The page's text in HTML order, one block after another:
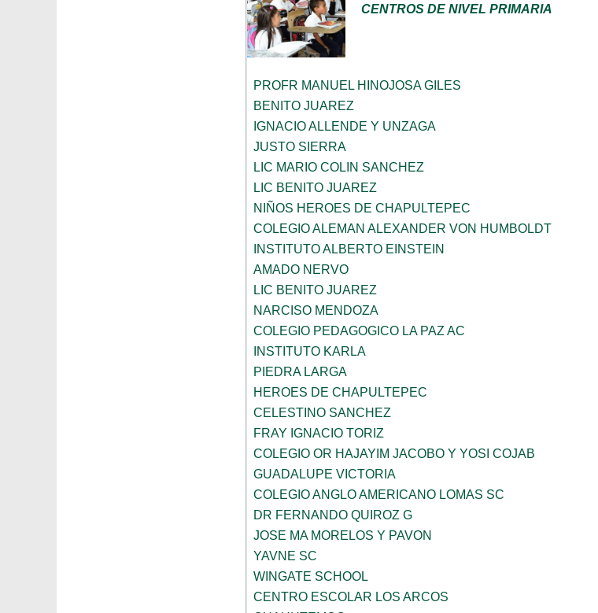
CENTROS DE NIVEL PRIMARIA
PROFR MANUEL HINOJOSA GILES
BENITO JUAREZ
IGNACIO ALLENDE Y UNZAGA
JUSTO SIERRA
LIC MARIO COLIN SANCHEZ
LIC BENITO JUAREZ
NIÑOS HEROES DE CHAPULTEPEC
COLEGIO ALEMAN ALEXANDER VON HUMBOLDT
INSTITUTO ALBERTO EINSTEIN
AMADO NERVO
LIC BENITO JUAREZ
NARCISO MENDOZA
COLEGIO PEDAGOGICO LA PAZ AC
INSTITUTO KARLA
PIEDRA LARGA
HEROES DE CHAPULTEPEC
CELESTINO SANCHEZ
FRAY IGNACIO TORIZ
COLEGIO OR HAJAYIM JACOBO Y YOSI COJAB
GUADALUPE VICTORIA
COLEGIO ANGLO AMERICANO LOMAS SC
DR FERNANDO QUIROZ G
JOSE MA MORELOS Y PAVON
YAVNE SC
WINGATE SCHOOL
CENTRO ESCOLAR LOS ARCOS